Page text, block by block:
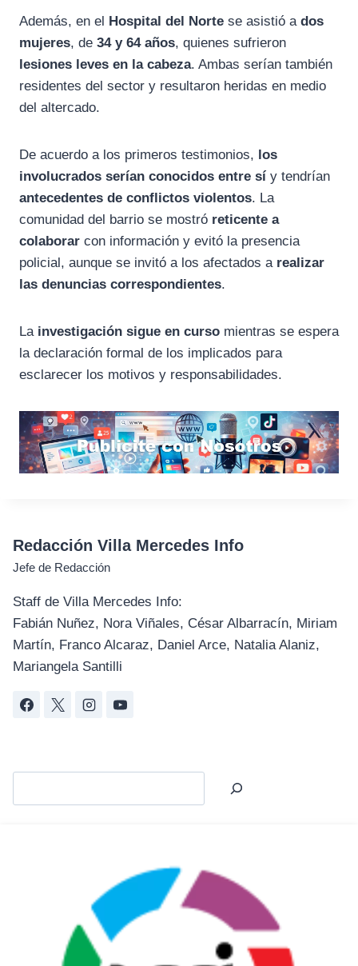
Además, en el Hospital del Norte se asistió a dos
mujeres, de 34 y 64 años, quienes sufrieron
lesiones leves en la cabeza. Ambas serían también
residentes del sector y resultaron heridas en medio
del altercado.
De acuerdo a los primeros testimonios, los
involucrados serían conocidos entre sí y tendrían
antecedentes de conflictos violentos. La
comunidad del barrio se mostró reticente a
colaborar con información y evitó la presencia
policial, aunque se invitó a los afectados a realizar
las denuncias correspondientes.
La investigación sigue en curso mientras se espera
la declaración formal de los implicados para
esclarecer los motivos y responsabilidades.
Redacción Villa Mercedes Info
Jefe de Redacción
Staff de Villa Mercedes Info:
Fabián Nuñez, Nora Viñales, César Albarracín, Miriam
Martín, Franco Alcaraz, Daniel Arce, Natalia Alaniz,
Mariangela Santilli